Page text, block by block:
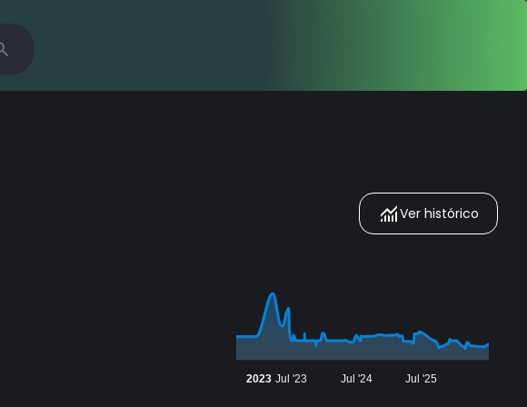
Ver histórico
2023 Jul '23 Jul '24 Jul '25